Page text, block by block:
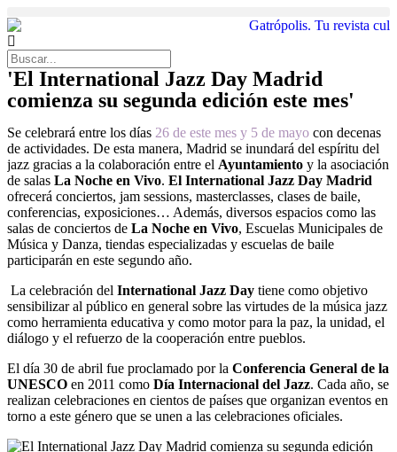
'El International Jazz Day Madrid
comienza su segunda edición este mes'
Se celebrará entre los días 26 de este mes y 5 de mayo con decenas
de actividades. De esta manera, Madrid se inundará del espíritu del
jazz gracias a la colaboración entre el Ayuntamiento y la asociación
de salas La Noche en Vivo. El International Jazz Day Madrid
ofrecerá conciertos, jam sessions, masterclasses, clases de baile,
conferencias, exposiciones… Además, diversos espacios como las
salas de conciertos de La Noche en Vivo, Escuelas Municipales de
Música y Danza, tiendas especializadas y escuelas de baile
participarán en este segundo año.
La celebración del International Jazz Day tiene como objetivo
sensibilizar al público en general sobre las virtudes de la música jazz
como herramienta educativa y como motor para la paz, la unidad, el
diálogo y el refuerzo de la cooperación entre pueblos.
El día 30 de abril fue proclamado por la Conferencia General de la
UNESCO en 2011 como Día Internacional del Jazz. Cada año, se
realizan celebraciones en cientos de países que organizan eventos en
torno a este género que se unen a las celebraciones oficiales.